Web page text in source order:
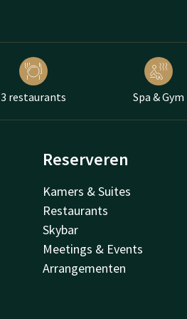
3 restaurants Spa & Gym
Reserveren
Kamers & Suites
Restaurants
Skybar
Meetings & Events
Arrangementen